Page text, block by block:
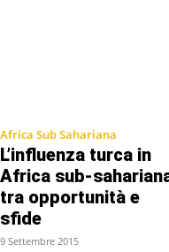
Africa Sub Sahariana
L’influenza turca in
Africa sub-
tra opportunità e
sfide
9 Settembre 2015